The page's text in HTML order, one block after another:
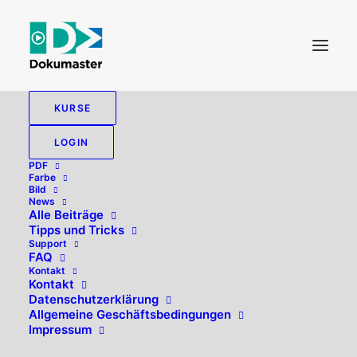
KURSE
LOGIN
PDF
Farbe
Bild
News
Alle Beiträge
Tipps und Tricks
Support
FAQ
Kontakt
Kontakt
Datenschutzerklärung
Allgemeine Geschäftsbedingungen
Impressum
Hallo, willkommen zurück!